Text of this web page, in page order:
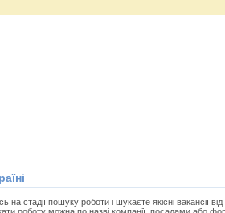
стадії пошуку роботи і шукаєте якісні вакансії